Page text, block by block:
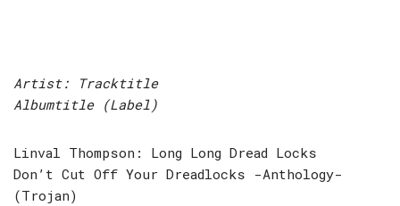
Artist: Tracktitle
Albumtitle (Label)
Linval Thompson: Long Long Dread Locks
Don’t Cut Off Your Dreadlocks -Anthology-
(Trojan)